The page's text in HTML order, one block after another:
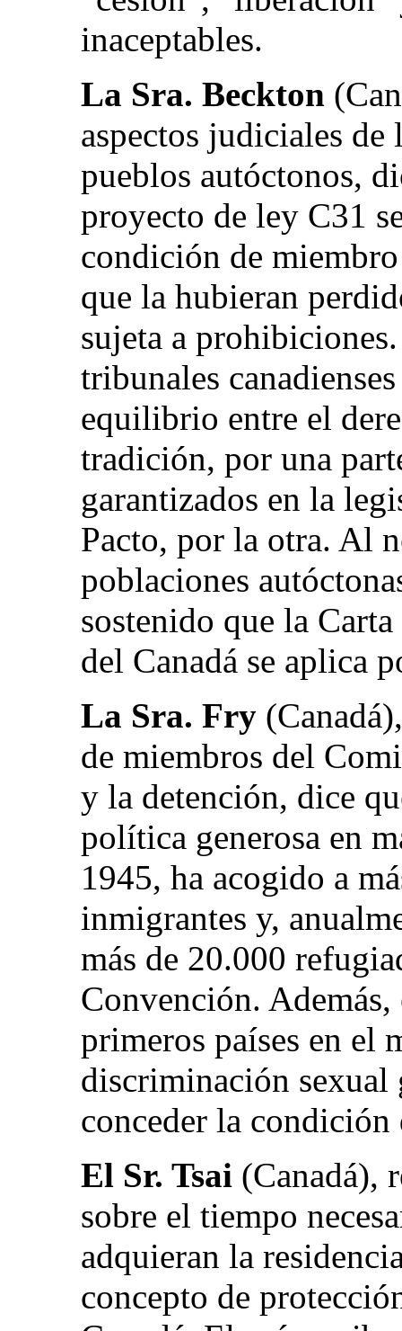
inaceptables.
La Sra. Beckton
aspectos judiciales
pueblos autóctonos,
proyecto de ley C31
condición de
que la hubieran
sujeta a
tribunales
equilibrio entre el
tradición, por una
garantizados en la
Pacto, por la otra. Al
poblaciones
sostenido que la
del Canadá se aplica
La Sra. Fry
de miembros del
y la detención, dice
política generosa en
1945, ha acogido a
inmigrantes y,
más de 20.000
Convención.
primeros países en el
discriminación sexual
conceder la
El Sr. Tsai (Canadá),
sobre el tiempo
adquieran la
concepto de